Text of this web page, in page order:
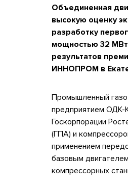
Объединенная
высокую оценку
разработку
мощностью 32 МВт
результатов
ИННОПРОМ в
Промышленный
предприятием ОДК-
Госкорпорации
(ГПА) и
применением
базовым
компрессорных